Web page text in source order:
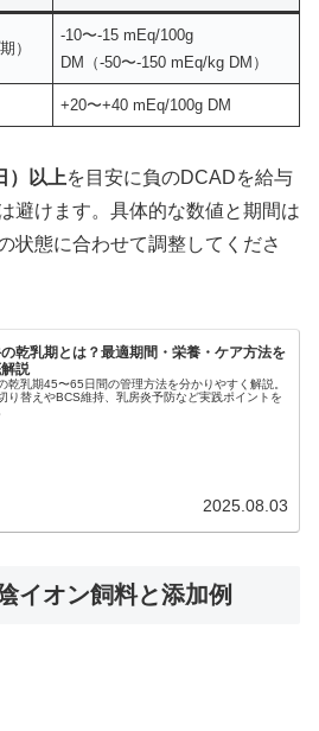
）
-10〜-15 mEq/100g
DM（-50〜-150 mEq/kg DM）
+20〜+40 mEq/100g DM
）以上を目安に負のDCADを給与
避けます。具体的な数値と期間は
状態に合わせて調整してくださ
乾乳期とは？最適期間・栄養・ケア方法を
説
乾乳期45〜65日間の管理方法を分かりやすく解説。
り替えやBCS維持、乳房炎予防など実践ポイントを
2025.08.03
イオン飼料と添加例